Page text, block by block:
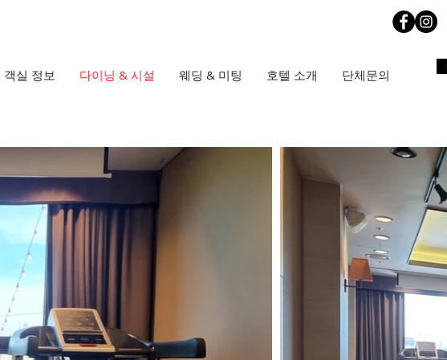
객실 정보 다이닝 & 시설 웨딩 & 미팅 호텔 소개 단체문의